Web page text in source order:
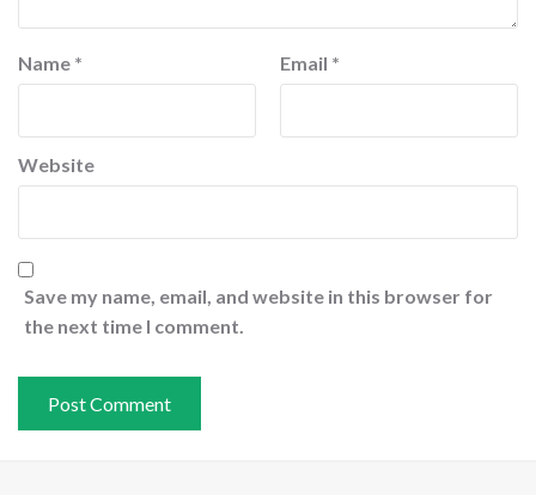
Name * Email *
Website
Save my name, email, and website in this browser for
the next time I comment.